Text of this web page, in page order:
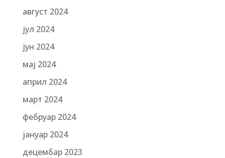
август 2024
јул 2024
јун 2024
мај 2024
април 2024
март 2024
фебруар 2024
јануар 2024
децембар 2023